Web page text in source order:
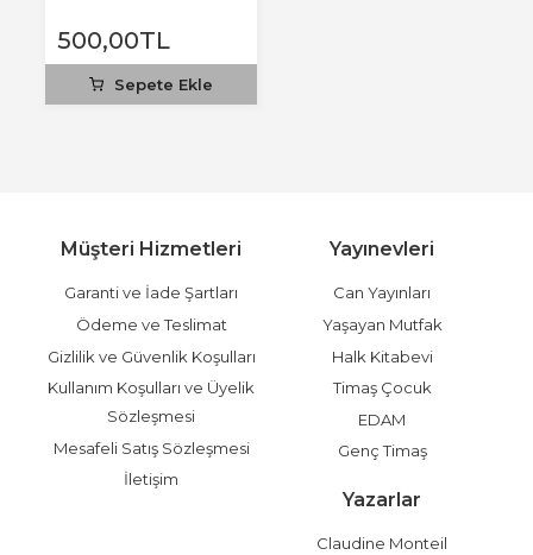
500,00TL
Sepete Ekle
Müşteri Hizmetleri
Garanti ve İade Şartları
Ödeme ve Teslimat
Gizlilik ve Güvenlik Koşulları
Kullanım Koşulları ve Üyelik
Sözleşmesi
Mesafeli Satış Sözleşmesi
İletişim
Yayınevleri
Can Yayınları
Yaşayan Mutfak
Halk Kitabevi
Timaş Çocuk
EDAM
Genç Timaş
Yazarlar
Claudine Monteil